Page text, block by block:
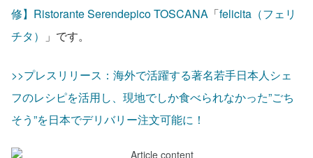
修】Ristorante Serendepico TOSCANA 「felicita（フェリ
チタ）
」です。
>>プレスリリース：海外で活躍する著名若手日本人シェ
フのレシピを活用し、現地でしか食べられなかった”ごち
そう”を日本でデリバリー注文可能に！